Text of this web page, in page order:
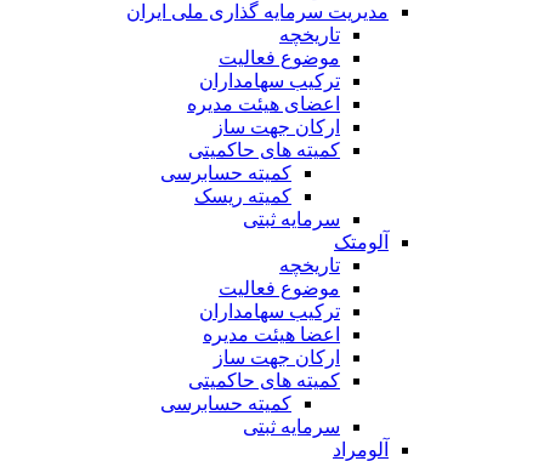
مدیریت سرمایه گذاری ملی ایران
تاریخچه
موضوع فعالیت
ترکیب سهامداران
اعضای هیئت مدیره
ارکان جهت ساز
کمیته های حاکمیتی
کمیته حسابرسی
کمیته ریسک
سرمایه ثبتی
آلومتک
تاریخچه
موضوع فعالیت
ترکیب سهامداران
اعضا هیئت مدیره
ارکان جهت ساز
کمیته های حاکمیتی
کمیته حسابرسی
سرمایه ثبتی
آلومراد